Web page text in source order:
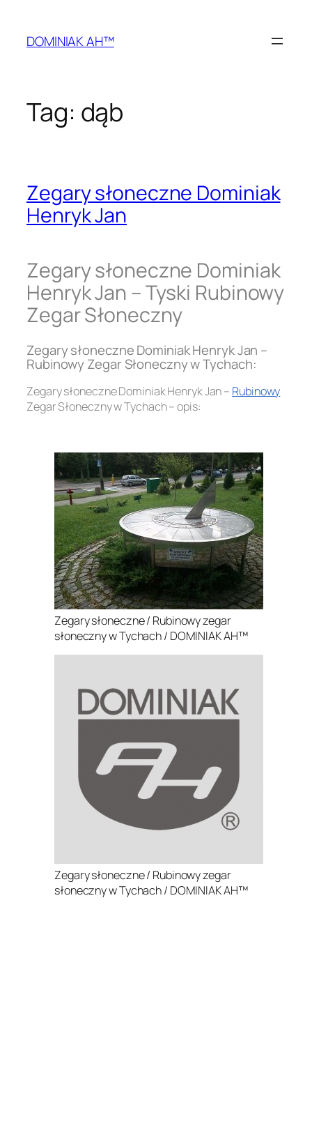
treściDOMINIAK AH™
Tag: dąb
Zegary słoneczne Dominiak
Henryk Jan
Zegary słoneczne Dominiak
Henryk Jan – Tyski Rubinowy
Zegar Słoneczny
Zegary słoneczne Dominiak Henryk Jan –
Rubinowy Zegar Słoneczny w Tychach:
Zegary słoneczne Dominiak Henryk Jan – Rubinowy
Zegar Słoneczny w Tychach – opis:
Zegary słoneczne / Rubinowy zegar
słoneczny w Tychach / DOMINIAK AH™
Zegary słoneczne / Rubinowy zegar
słoneczny w Tychach / DOMINIAK AH™